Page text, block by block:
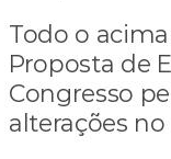
Todo o
Proposta de
Congresso
alterações